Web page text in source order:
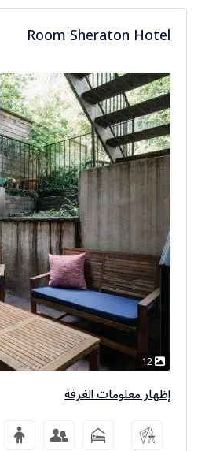
Room Sheraton Hotel
إظهار معلومات الغرفة